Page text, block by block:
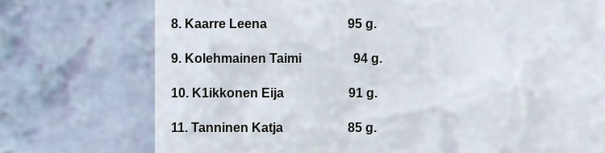
8. Kaarre Leena 95 g.
9. Kolehmainen Taimi 94 g.
10. K1ikkonen Eija 91 g.
11. Tanninen Katja 85 g.